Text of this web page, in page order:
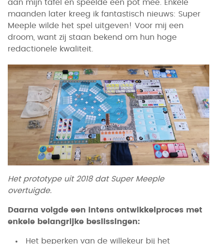
aan mijn tafel en speelde een pot mee. Enkele
maanden later kreeg ik fantastisch nieuws: Super
Meeple wilde het spel uitgeven! Voor mij een
droom, want zij staan bekend om hun hoge
redactionele kwaliteit.
Het prototype uit 2018 dat Super Meeple
overtuigde.
Daarna volgde een intens ontwikkelproces met
enkele belangrijke beslissingen:
Het beperken van de willekeur bij het